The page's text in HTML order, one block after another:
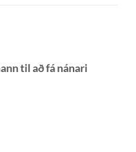
til að fá nánari